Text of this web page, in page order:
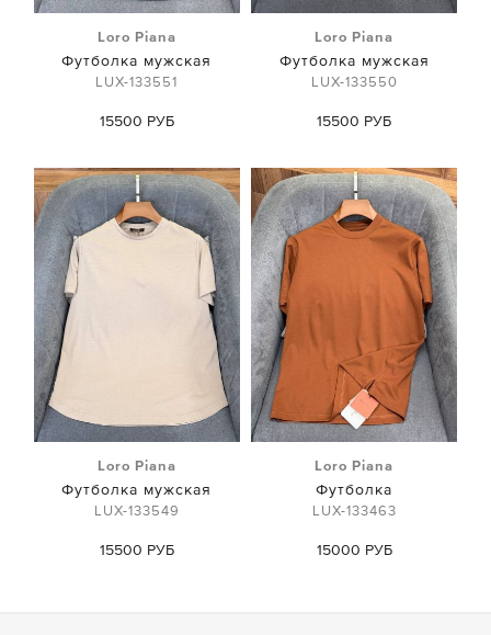
Loro Piana
Футболка мужская
LUX-133551
15500 РУБ
Loro Piana
Футболка мужская
LUX-133550
15500 РУБ
Loro Piana
Футболка мужская
LUX-133549
15500 РУБ
Loro Piana
Футболка
LUX-133463
15000 РУБ